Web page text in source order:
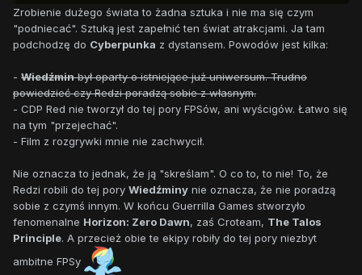
Zrobienie dużego świata to żadna sztuka i nie ma się czym
"podniecać". Sztuką jest zapełnić ten świat atrakcjami. Ja tam
podchodzę do Cyberpunka z dystansem. Powodów jest kilka:
- Wiedźminbył oparty o istniejące już uniwersum. Trudno
powiedzieć czy Redzi poradzą sobie z własnym.
- CDP Red nie tworzył do tej pory FPSów, ani wyścigów. Łatwo się
na tym "przejechać".
- Film z rozgrywki mnie nie zachwycił.
Nie oznacza to jednak, że ją "skreślam". O co to, to nie! To, że
Redzi robili do tej pory Wiedźminy nie oznacza, że nie poradzą
sobie z czymś innym. W końcu Guerrilla Games stworzyło
fenomenalne Horizon: Zero Dawn, zaś Croteam, The Talos
Principle. A przecież obie te ekipy robiły do tej pory niezbyt
ambitne FPSy